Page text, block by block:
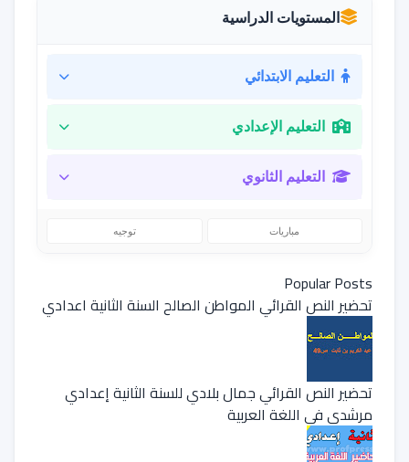
المستويات الدراسية
التعليم الابتدائي
التعليم الإعدادي
التعليم الثانوي
مباريات توجيه
Popular Posts
تحضير النص القرائي المواطن الصالح السنة الثانية اعدادي
تحضير النص القرائي جمال بلادي للسنة الثانية إعدادي
مرشدي في اللغة العربية